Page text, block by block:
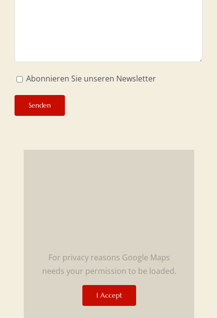
Abonnieren Sie unseren Newsletter
For privacy reasons Google Maps
needs your permission to be loaded.
I Accept